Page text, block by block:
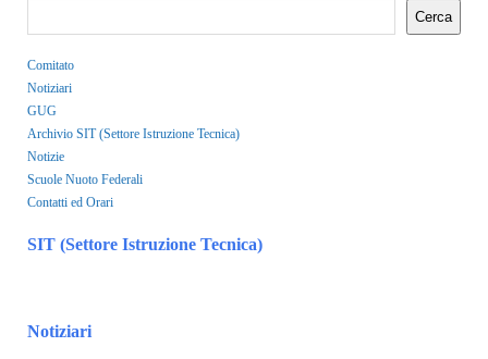
Cerca
Comitato
Notiziari
GUG
Archivio SIT (Settore Istruzione Tecnica)
Notizie
Scuole Nuoto Federali
Contatti ed Orari
SIT (Settore Istruzione Tecnica)
Notiziari